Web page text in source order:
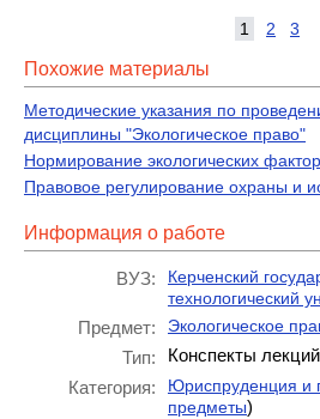
1 2 3
Похожие материалы
Методические указания по
дисциплины "Экологическое право"
Нормирование экологических
Правовое регулирование охраны и
Информация о работе
ВУЗ:
Керченский
технологический
Предмет: Экологическое
Тип:
Конспекты лекций
Категория:
Юриспруденция и
предметы)